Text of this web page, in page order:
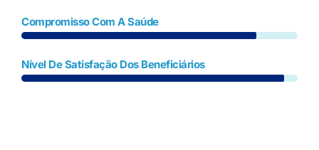
Compromisso Com A Saúde
Nível De Satisfação Dos Beneficiários